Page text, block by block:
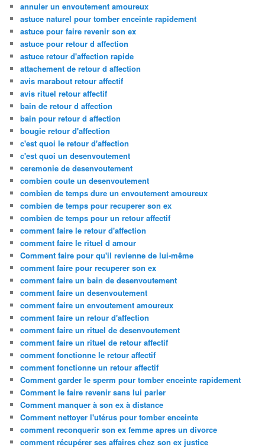
annuler un envoutement amoureux
astuce naturel pour tomber enceinte rapidement
astuce pour faire revenir son ex
astuce pour retour d affection
astuce retour d'affection rapide
attachement de retour d affection
avis marabout retour affectif
avis rituel retour affectif
bain de retour d affection
bain pour retour d affection
bougie retour d'affection
c'est quoi le retour d'affection
c'est quoi un desenvoutement
ceremonie de desenvoutement
combien coute un desenvoutement
combien de temps dure un envoutement amoureux
combien de temps pour recuperer son ex
combien de temps pour un retour affectif
comment faire le retour d'affection
comment faire le rituel d amour
Comment faire pour qu'il revienne de lui-même
comment faire pour recuperer son ex
comment faire un bain de desenvoutement
comment faire un desenvoutement
comment faire un envoutement amoureux
comment faire un retour d'affection
comment faire un rituel de desenvoutement
comment faire un rituel de retour affectif
comment fonctionne le retour affectif
comment fonctionne un retour affectif
Comment garder le sperm pour tomber enceinte rapidement
Comment le faire revenir sans lui parler
Comment manquer à son ex à distance
Comment nettoyer l'utérus pour tomber enceinte
comment reconquerir son ex femme apres un divorce
comment récupérer ses affaires chez son ex justice